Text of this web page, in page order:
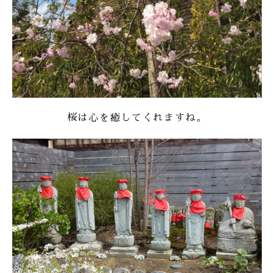
桜は心を癒してくれますね。